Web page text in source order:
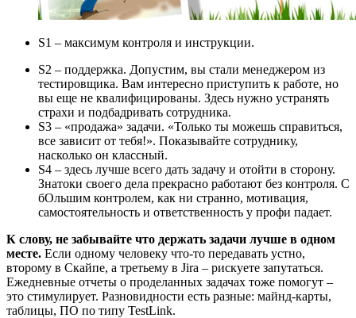
S1 – максимум контроля и инструкции.
S2 – поддержка. Допустим, вы стали менеджером из
тестировщика. Вам интересно приступить к работе, но
вы еще не квалифицированы. Здесь нужно устранять
страхи и подбадривать сотрудника.
S3 – «продажа» задачи. «Только ты можешь справиться,
все зависит от тебя!». Показывайте сотруднику,
насколько он классный.
S4 – здесь лучше всего дать задачу и отойти в сторону.
Знатоки своего дела прекрасно работают без контроля. С
бОльшим контролем, как ни странно, мотивация,
самостоятельность и ответственность у профи падает.
К слову, не забывайте что держать задачи лучше в одном
месте. Если одному человеку что-то передавать устно,
второму в Скайпе, а третьему в Jira – рискуете запутаться.
Ежедневные отчеты о проделанных задачах тоже помогут –
это стимулирует. Разновидности есть разные: майнд-карты,
таблицы, ПО по типу TestLink.